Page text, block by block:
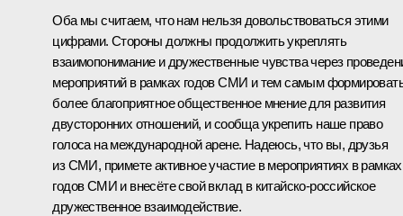
Оба мы считаем, что нам нельзя довольствоваться этими
цифрами. Стороны должны продолжить укреплять
взаимопонимание и дружественные чувства через
мероприятий в рамках годов СМИ и тем самым
более благоприятное общественное мнение для развития
двусторонних отношений, и сообща укрепить наше право
голоса на международной арене. Надеюсь, что вы, друзья
из СМИ, примете активное участие в мероприятиях в рамках
годов СМИ и внесёте свой вклад в китайско-российское
дружественное взаимодействие.